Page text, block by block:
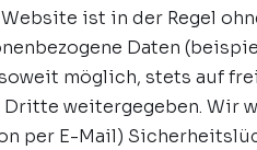
ist in der Regel
Daten
möglich, stets auf
weitergegeben. Wir
per E-Mail)